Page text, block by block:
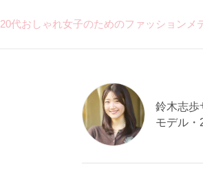
20代おしゃれ女子のためのファッション
鈴木志歩
モデル・